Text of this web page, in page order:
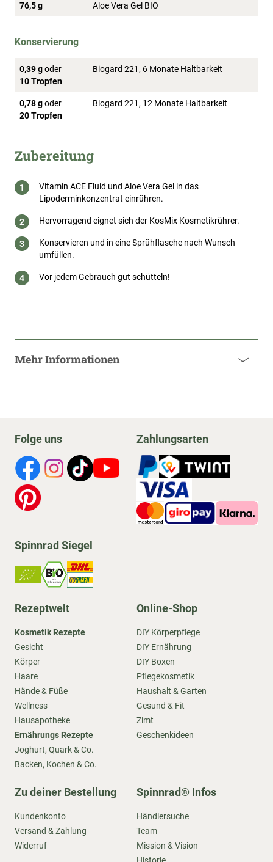
76,5 g Aloe Vera Gel BIO
Konservierung
0,39 goder
10 Tropfen
Biogard 221, 6 Monate Haltbarkeit
0,78 goder
20 Tropfen
Biogard 221, 12 Monate Haltbarkeit
Zubereitung
Vitamin ACE Fluid und Aloe Vera Gel in das
Lipoderminkonzentrat einrühren.
Hervorragend eignet sich der KosMix Kosmetikrührer.
Konservieren und in eine Sprühflasche nach Wunsch
umfüllen.
Vor jedem Gebrauch gut schütteln!
Mehr Informationen
Folge uns Zahlungsarten
Spinnrad Siegel
Rezeptwelt
Kosmetik Rezepte
Gesicht
Körper
Haare
Hände & Füße
Wellness
Hausapotheke
Ernährungs Rezepte
Joghurt, Quark & Co.
Backen, Kochen & Co.
Online-Shop
DIY Körperpflege
DIY Ernährung
DIY Boxen
Pflegekosmetik
Haushalt & Garten
Gesund & Fit
Zimt
Geschenkideen
Zu deiner Bestellung
Kundenkonto
Versand & Zahlung
Widerruf
Spinnrad® Infos
Händlersuche
Team
Mission & Vision